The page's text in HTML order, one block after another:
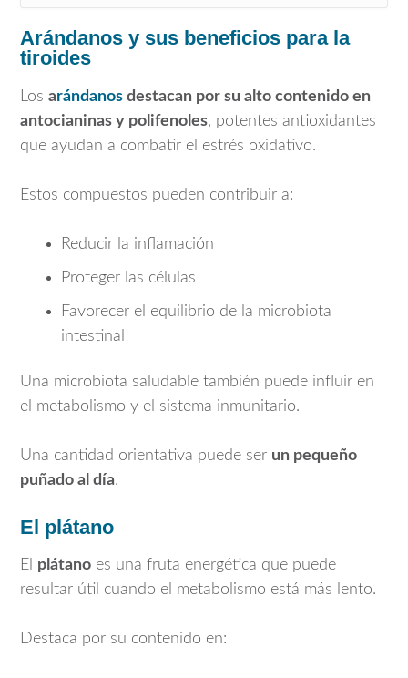
Arándanos y sus beneficios para la
tiroides
Los arándanos destacan por su alto contenido en
antocianinas y polifenoles, potentes antioxidantes
que ayudan a combatir el estrés oxidativo.
Estos compuestos pueden contribuir a:
Reducir la inflamación
Proteger las células
Favorecer el equilibrio de la microbiota
intestinal
Una microbiota saludable también puede influir en
el metabolismo y el sistema inmunitario.
Una cantidad orientativa puede ser un pequeño
puñado al día.
El plátano
El plátano es una fruta energética que puede
resultar útil cuando el metabolismo está más lento.
Destaca por su contenido en: